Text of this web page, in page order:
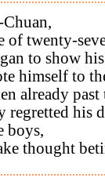
of twenty-
to show
himself to
already past
regretted his
boys,
thought